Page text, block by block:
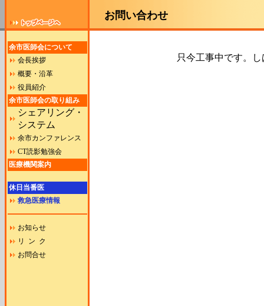
お問い合わせ
余市医師会について
会長挨拶
概要・沿革
役員紹介
余市医師会の取り組み
シェアリング・
システム
余市カンファレンス
CT読影勉強会
医療機関案内
休日当番医
救急医療情報
お知らせ
リ ン ク
お問合せ
只今工事中です。